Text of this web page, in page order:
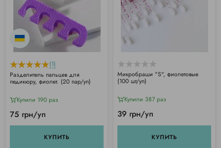
(1)
Разделитель пальцев для
педикюру, фиолет. (20 пар/уп)
Купили 190 раз
75 грн/уп
КУПИТЬ
Микробраши "S", фиолетовые
(100 шт/уп)
Купили 387 раз
39 грн/уп
КУПИТЬ